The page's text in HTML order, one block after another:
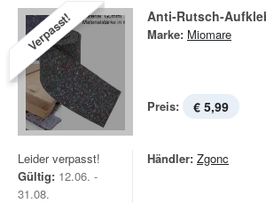
Verpasst! Anti-Rutsch-
Marke: Miomare
Preis: € 5,99
Leider verpasst!
Gültig: 12.06. -
31.08.
Händler: Zgonc